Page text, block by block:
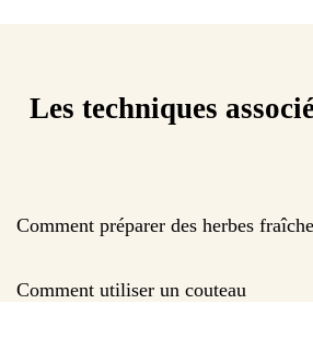
Les techniques
Comment préparer des herbes
Comment utiliser un couteau